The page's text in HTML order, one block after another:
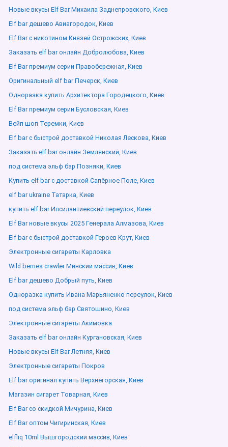
Новые вкусы Elf Bar Михаила Заднепровского, Киев
Elf bar дешево Авиагородок, Киев
Elf Bar с никотином Князей Острожских, Киев
Заказать elf bar онлайн Добролюбова, Киев
Elf Bar премиум серии Правобережная, Киев
Оригинальный elf bar Печерск, Киев
Одноразка купить Архитектора Городецкого, Киев
Elf Bar премиум серии Бусловская, Киев
Вейп шоп Теремки, Киев
Elf bar с быстрой доставкой Николая Лескова, Киев
Заказать elf bar онлайн Землянский, Киев
под система эльф бар Позняки, Киев
Купить elf bar с доставкой Сапёрное Поле, Киев
elf bar ukraine Татарка, Киев
купить elf bar Ипсилантиевский переулок, Киев
Elf Bar новые вкусы 2025 Генерала Алмазова, Киев
Elf bar с быстрой доставкой Героев Крут, Киев
Электронные сигареты Карловка
Wild berries crawler Минский массив, Киев
Elf bar дешево Добрый путь, Киев
Одноразка купить Ивана Марьяненко переулок, Киев
под система эльф бар Святошино, Киев
Электронные сигареты Акимовка
Заказать elf bar онлайн Кургановская, Киев
Новые вкусы Elf Bar Летняя, Киев
Электронные сигареты Покров
Elf bar оригинал купить Верхнегорская, Киев
Магазин сигарет Товарная, Киев
Elf Bar со скидкой Мичурина, Киев
Elf Bar оптом Чигиринская, Киев
elfliq 10ml Вышгородский массив, Киев